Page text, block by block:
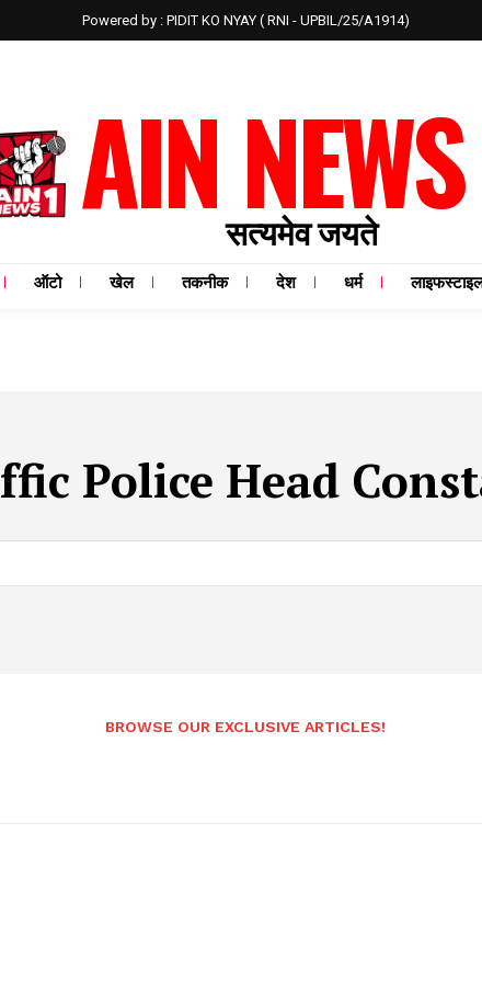
Powered by : PIDIT KO NYAY ( RNI - UPBIL/25/A1914)
AIN
सत्यमेव जयते
ऑटो खेल तकनीक देश धर्म
Police Head
BROWSE OUR EXCLUSIVE ARTICLES!